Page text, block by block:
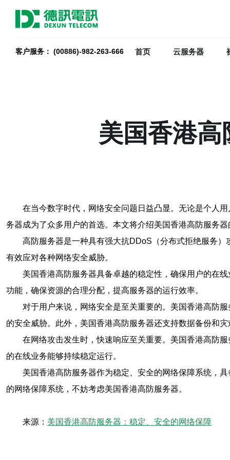
客户服务： (00886)-982-263-666 首页 云服务器
美国香港
在当今数字时代，网络安全问题日益凸显。无论是个人
务器成为了众多用户的首选。本文将介绍美国香港高防服务
高防服务器是一种具有强大抗DDoS（分布式拒绝服务
有效应对各种网络安全威胁。
美国香港高防服务器具备卓越的稳定性，确保用户的在
功能，确保资源的合理分配，提高服务器的运行效率。
对于用户来说，网络安全是至关重要的。美国香港高防
的安全威胁。此外，美国香港高防服务器还支持数据备份和
在网络攻击发生时，快速响应至关重要。美国香港高防
的在线业务能够持续稳定运行。
美国香港高防服务器作为稳定、安全的网络保障系统，
的网络保障系统，不妨考虑美国香港高防服务器。
来源： 美国香港高防服务器：稳定、安全的网络保障